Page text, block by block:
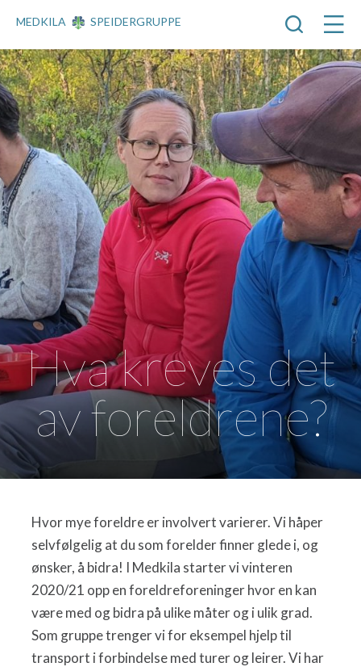
MEDKILA SPEIDERGRUPPE
Hva kreves det
av foreldrene?
Hvor mye foreldre er involvert varierer. Vi håper
selvfølgelig at du som forelder finner glede i, og
ønsker, å bidra! I Medkila starter vi vinteren
2020/21 opp en foreldreforeninger hvor en kan
være med og bidra på ulike måter og i ulik grad.
Som gruppe trenger vi for eksempel hjelp til
transport i forbindelse med turer og leirer. Vi har